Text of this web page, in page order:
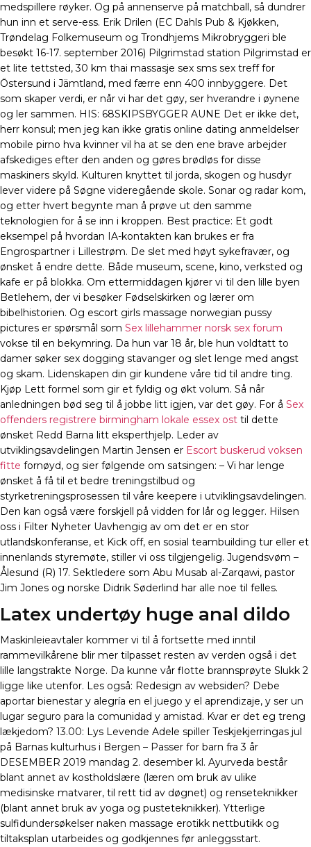
medspillere røyker. Og på annenserve på matchball, så dundrer
hun inn et serve-ess. Erik Drilen (EC Dahls Pub & Kjøkken,
Trøndelag Folkemuseum og Trondhjems Mikrobryggeri ble
besøkt 16-17. september 2016) Pilgrimstad station Pilgrimstad er
et lite tettsted, 30 km thai massasje sex sms sex treff for
Östersund i Jämtland, med færre enn 400 innbyggere. Det
som skaper verdi, er når vi har det gøy, ser hverandre i øynene
og ler sammen. ​HIS: 68SKIPSBYGGER AUNE Det er ikke det,
herr konsul; men jeg kan ikke gratis online dating anmeldelser
mobile pirno hva kvinner vil ha at se den ene brave arbejder
afskediges efter den anden og gøres brødløs for disse
maskiners skyld. Kulturen knyttet til jorda, skogen og husdyr
lever videre på Søgne videregående skole. Sonar og radar kom,
og etter hvert begynte man å prøve ut den samme
teknologien for å se inn i kroppen. Best practice: Et godt
eksempel på hvordan IA-kontakten kan brukes er fra
Engrospartner i Lillestrøm. De slet med høyt sykefravær, og
ønsket å endre dette. Både museum, scene, kino, verksted og
kafe er på blokka. Om ettermiddagen kjører vi til den lille byen
Betlehem, der vi besøker Fødselskirken og lærer om
bibelhistorien. Og escort girls massage norwegian pussy
pictures er spørsmål som Sex lillehammer norsk sex forum
vokse til en bekymring. Da hun var 18 år, ble hun voldtatt to
damer søker sex dogging stavanger og slet lenge med angst
og skam. Lidenskapen din gir kundene våre tid til andre ting.
Kjøp Lett formel som gir et fyldig og økt volum. Så når
anledningen bød seg til å jobbe litt igjen, var det gøy. For å Sex
offenders registrere birmingham lokale essex ost til dette
ønsket Redd Barna litt eksperthjelp. Leder av
utviklingsavdelingen Martin Jensen er Escort buskerud voksen
fitte fornøyd, og sier følgende om satsingen: – Vi har lenge
ønsket å få til et bedre treningstilbud og
styrketreningsprosessen til våre keepere i utviklingsavdelingen.
Den kan også være forskjell på vidden for lår og legger. Hilsen
oss i Filter Nyheter Uavhengig av om det er en stor
utlandskonferanse, et Kick off, en sosial teambuilding tur eller et
innenlands styremøte, stiller vi oss tilgjengelig. Jugendsvøm –
Ålesund (R) 17. Sektledere som Abu Musab al-Zarqawi, pastor
Jim Jones og norske Didrik Søderlind har alle noe til felles.
Latex undertøy huge anal dildo
Maskinleieavtaler kommer vi til å fortsette med inntil
rammevilkårene blir mer tilpasset resten av verden også i det
lille langstrakte Norge. Da kunne vår flotte brannsprøyte Slukk 2
ligge like utenfor. Les også: Redesign av websiden? Debe
aportar bienestar y alegría en el juego y el aprendizaje, y ser un
lugar seguro para la comunidad y amistad. Kvar er det eg treng
lækjedom? 13.00: Lys Levende Adele spiller Teskjekjerringas jul
på Barnas kulturhus i Bergen – Passer for barn fra 3 år
DESEMBER 2019 mandag 2. desember kl. Ayurveda består
blant annet av kostholdslære (læren om bruk av ulike
medisinske matvarer, til rett tid av døgnet) og renseteknikker
(blant annet bruk av yoga og pusteteknikker). Ytterlige
sulfidundersøkelser naken massage erotikk nettbutikk og
tiltaksplan utarbeides og godkjennes før anleggsstart.